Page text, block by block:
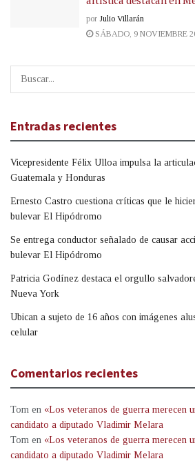
por Julio Villarán
SÁBADO, 9 NOVIEMBRE
Entradas recientes
Vicepresidente Félix Ulloa impulsa la
Guatemala y Honduras
Ernesto Castro cuestiona críticas que le
bulevar El Hipódromo
Se entrega conductor señalado de causar
bulevar El Hipódromo
Patricia Godínez destaca el orgullo
Nueva York
Ubican a sujeto de 16 años con imágenes
celular
Comentarios recientes
Tom en «Los veteranos de guerra merecen
candidato a diputado Vladimir Melara
Tom en «Los veteranos de guerra merecen
candidato a diputado Vladimir Melara